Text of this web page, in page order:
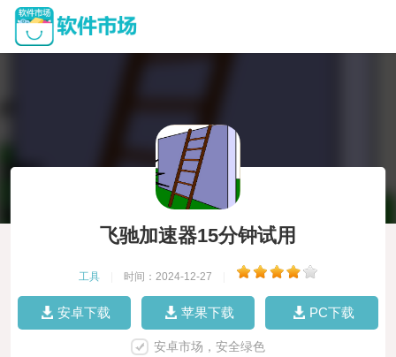
飞驰加速器15分钟试用
工具 时间：2024-12-27
安卓下载 苹果下载 PC下载
安卓市场，安全绿色